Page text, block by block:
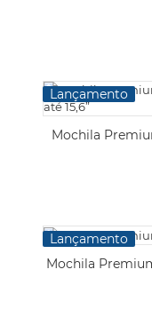
Lançamento
Mochila
Lançamento
Mochila